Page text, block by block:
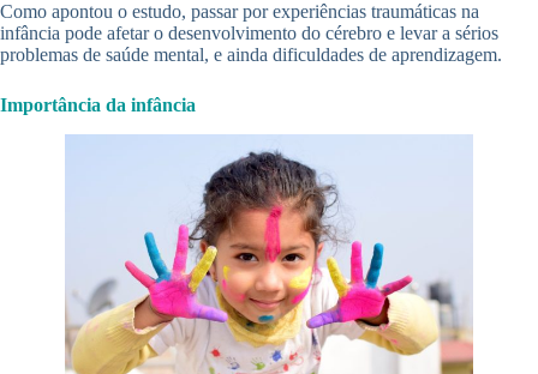
Como apontou o estudo, passar por experiências traumáticas na
infância pode afetar o desenvolvimento do cérebro e levar a sérios
problemas de saúde mental, e ainda dificuldades de aprendizagem.
Importância da infância